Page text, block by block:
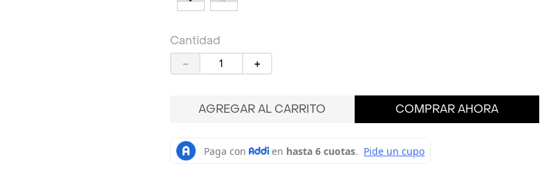
Cantidad
＋
－
AGREGAR AL CARRITO COMPRAR AHORA